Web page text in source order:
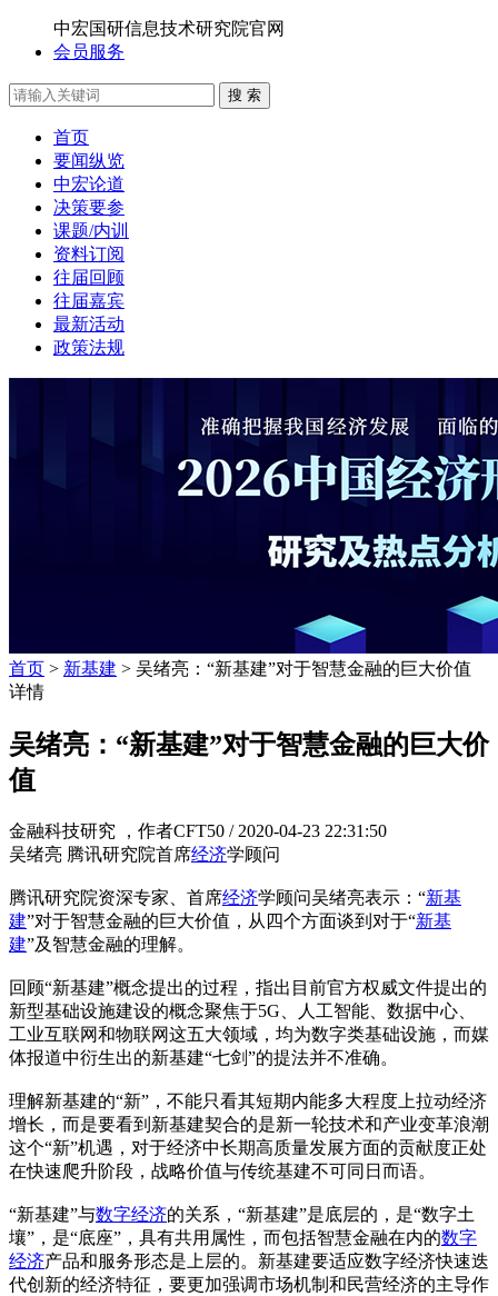
中宏国研信息技术研究院官网
会员服务
搜 索
首页
要闻纵览
中宏论道
决策要参
课题/内训
资料订阅
往届回顾
往届嘉宾
最新活动
政策法规
首页 > 新基建 > 吴绪亮：“新基建”对于智慧金融的巨大价值
详情
吴绪亮：“新基建”对于智慧金融的巨大价
值
金融科技研究 ，作者CFT50 / 2020-04-23 22:31:50
吴绪亮 腾讯研究院首席经济学顾问
腾讯研究院资深专家、首席经济学顾问吴绪亮表示：“新基
建”对于智慧金融的巨大价值，从四个方面谈到对于“新基
建”及智慧金融的理解。
回顾“新基建”概念提出的过程，指出目前官方权威文件提出的
新型基础设施建设的概念聚焦于5G、人工智能、数据中心、
工业互联网和物联网这五大领域，均为数字类基础设施，而媒
体报道中衍生出的新基建“七剑”的提法并不准确。
理解新基建的“新”，不能只看其短期内能多大程度上拉动经济
增长，而是要看到新基建契合的是新一轮技术和产业变革浪潮
这个“新”机遇，对于经济中长期高质量发展方面的贡献度正处
在快速爬升阶段，战略价值与传统基建不可同日而语。
“新基建”与数字经济的关系，“新基建”是底层的，是“数字土
壤”，是“底座”，具有共用属性，而包括智慧金融在内的数字
经济产品和服务形态是上层的。新基建要适应数字经济快速迭
代创新的经济特征，要更加强调市场机制和民营经济的主导作